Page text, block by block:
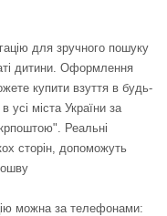
для зручного пошуку
дитини. Оформлення
купити взуття в будь-
усі міста України за
Реальні
сторін, допоможуть
можна за телефонами: